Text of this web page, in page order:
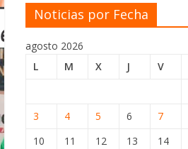
Noticias por Fecha
agosto 2026
L
M X J V
3
4 5 6 7
10
11 12 13 14